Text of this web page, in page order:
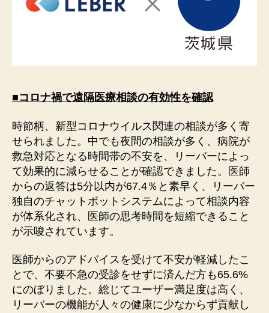
■コロナ禍で遠隔医療相談の有効性を確認
時節柄、新型コロナウイルス関連の相談が多く寄
せられました。中でも夜間の相談が多く、病院が
救急対応となる時間帯の不安を、リーバーによっ
て効果的に減らせることが確認できました。医師
からの返答は5分以内が67.4％と素早く、リーバー
独自のチャットボットシステムによって相談内容
が体系化され、医師の思考時間を短縮できること
が示唆されています。
医師からのアドバイスを受けて不安が軽減したこ
とで、不要不急の受診をせずに済んだ方も65.6%
にのぼりました。総じてユーザー満足度は高く、
リーバーの機能が人々の健康に少なからず貢献し